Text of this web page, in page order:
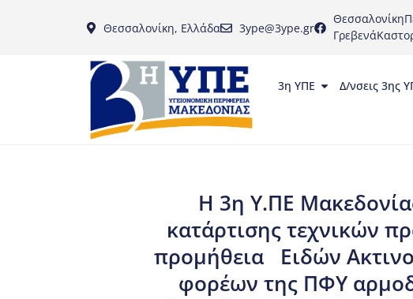
Θεσσαλονίκη, Ελλάδα 3ype@3ype.gr
Θεσσαλονίκη
Γρεβενά
3η ΥΠΕ Δ/νσεις 3ης
Η 3η Υ.ΠΕ
κατάρτισης τεχνικών
προμήθεια Ειδών
φορέων της ΠΦΥ